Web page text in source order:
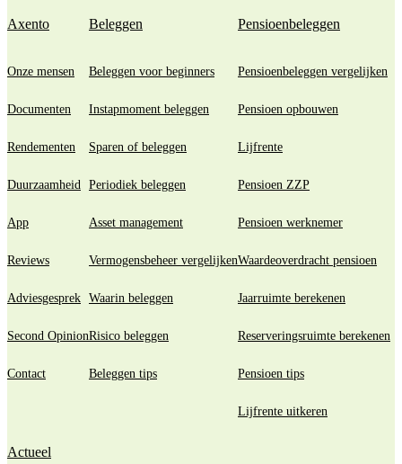
Axento
Onze mensen
Documenten
Rendementen
Duurzaamheid
App
Reviews
Adviesgesprek
Second Opinion
Contact
Beleggen
Beleggen voor beginners
Instapmoment beleggen
Sparen of beleggen
Periodiek beleggen
Asset management
Vermogensbeheer vergelijken
Waarin beleggen
Risico beleggen
Beleggen tips
Pensioenbeleggen
Pensioenbeleggen vergelijken
Pensioen opbouwen
Lijfrente
Pensioen ZZP
Pensioen werknemer
Waardeoverdracht pensioen
Jaarruimte berekenen
Reserveringsruimte berekenen
Pensioen tips
Lijfrente uitkeren
Actueel